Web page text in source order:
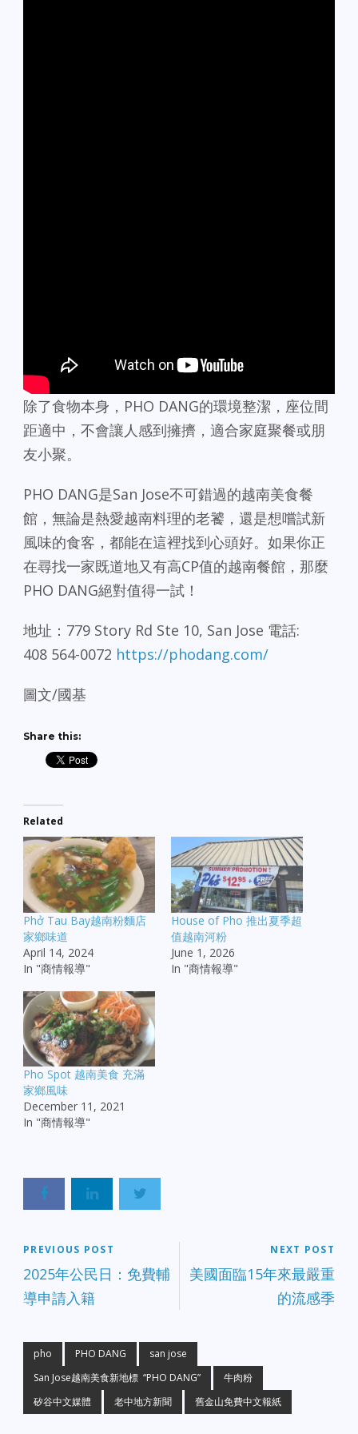
除了食物本身，PHO DANG的環境整潔，座位間
距適中，不會讓人感到擁擠，適合家庭聚餐或朋
友小聚。
PHO DANG是San Jose不可錯過的越南美食餐
館，無論是熱愛越南料理的老饕，還是想嚐試新
風味的食客，都能在這裡找到心頭好。如果你正
在尋找一家既道地又有高CP值的越南餐館，那麼
PHO DANG絕對值得一試！
地址：779 Story Rd Ste 10, San Jose 電話:
408 564-0072 https://phodang.com/
圖文/國基
Share this:
Related
Phở Tau Bay越南粉麵店
家鄉味道
April 14, 2024
In "商情報導"
House of Pho 推出夏季超
值越南河粉
June 1, 2026
In "商情報導"
Pho Spot 越南美食 充滿
家鄉風味
December 11, 2021
In "商情報導"
PREVIOUS POST
2025年公民日：免費輔
導申請入籍
NEXT POST
美國面臨15年來最嚴重
的流感季
pho PHO DANG
san jose
San Jose越南美食新地標 “PHO DANG”
牛肉粉
矽谷中文媒體
老中地方新聞 舊金山免費中文報紙